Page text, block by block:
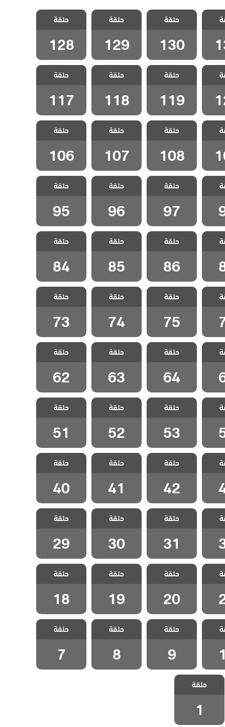
مسلسل شراب
التوت الحلقة
130
حلقة
130
مسلسل شراب
التوت الحلقة
129
حلقة
129
مسلسل شراب
التوت الحلقة
128
حلقة
128
مسلسل شراب
التوت الحلقة
119
حلقة
119
مسلسل شراب
التوت الحلقة
118
حلقة
118
مسلسل شراب
التوت الحلقة
117
حلقة
117
مسلسل شراب
التوت الحلقة
108
حلقة
108
مسلسل شراب
التوت الحلقة
107
حلقة
107
مسلسل شراب
التوت الحلقة
106
حلقة
106
98
مسلسل شراب
التوت الحلقة 97
حلقة
97
مسلسل شراب
التوت الحلقة 96
حلقة
96
مسلسل شراب
التوت الحلقة 95
حلقة
95
87
مسلسل شراب
التوت الحلقة 86
حلقة
86
مسلسل شراب
التوت الحلقة 85
حلقة
85
مسلسل شراب
التوت الحلقة 84
حلقة
84
76
مسلسل شراب
التوت الحلقة 75
حلقة
75
مسلسل شراب
التوت الحلقة 74
حلقة
74
مسلسل شراب
التوت الحلقة 73
حلقة
73
65
مسلسل شراب
التوت الحلقة 64
حلقة
64
مسلسل شراب
التوت الحلقة 63
حلقة
63
مسلسل شراب
التوت الحلقة 62
حلقة
62
54
مسلسل شراب
التوت الحلقة 53
حلقة
53
مسلسل شراب
التوت الحلقة 52
حلقة
52
مسلسل شراب
التوت الحلقة 51
حلقة
51
43
مسلسل شراب
التوت الحلقة 42
حلقة
42
مسلسل شراب
التوت الحلقة 41
حلقة
41
مسلسل شراب
التوت الحلقة 40
حلقة
40
32
مسلسل شراب
التوت الحلقة 31
حلقة
31
مسلسل شراب
التوت الحلقة 30
حلقة
30
مسلسل شراب
التوت الحلقة 29
حلقة
29
21
مسلسل شراب
التوت الحلقة 20
حلقة
20
مسلسل شراب
التوت الحلقة 19
حلقة
19
مسلسل شراب
التوت الحلقة 18
حلقة
18
10
مسلسل شراب
التوت الحلقة 9
حلقة
9
مسلسل شراب
التوت الحلقة 8
حلقة
8
مسلسل شراب
التوت الحلقة 7
حلقة
7
مسلسل شراب
التوت الحلقة 1
حلقة
1